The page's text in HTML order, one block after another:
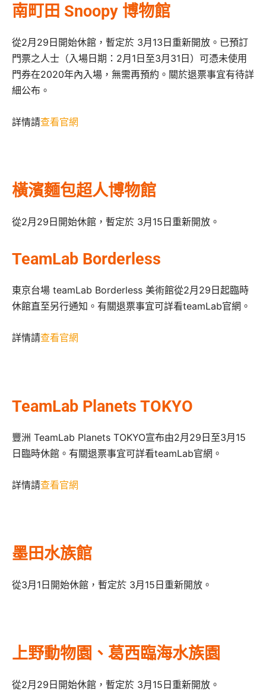
南町田 Snoopy 博物館
從2月29日開始休館，暫定於 3月13日重新開放。已預訂
門票之人士（入場日期：2月1日至3月31日）可憑未使用
門券在2020年內入場，無需再預約。關於退票事宜有待詳
細公布。
詳情請查看官網
橫濱麵包超人博物館
從2月29日開始休館，暫定於 3月15日重新開放。
TeamLab Borderless
東京台場 teamLab Borderless 美術館從2月29日起臨時
休館直至另行通知。有關退票事宜可詳看teamLab官網。
詳情請查看官網
TeamLab Planets TOKYO
豐洲 TeamLab Planets TOKYO宣布由2月29日至3月15
日臨時休館。有關退票事宜可詳看teamLab官網。
詳情請查看官網
墨田水族館
從3月1日開始休館，暫定於 3月15日重新開放。
上野動物園、葛西臨海水族園
從2月29日開始休館，暫定於 3月15日重新開放。